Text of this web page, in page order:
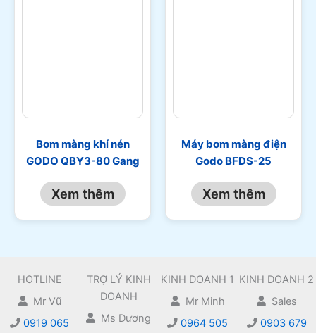
Bơm màng khí nén
GODO QBY3-80 Gang
Xem thêm
Máy bơm màng điện
Godo BFDS-25
Xem thêm
HOTLINE
Mr Vũ
0919 065
TRỢ LÝ KINH
DOANH
Ms Dương
KINH DOANH 1
Mr Minh
0964 505
KINH DOANH 2
Sales
0903 679